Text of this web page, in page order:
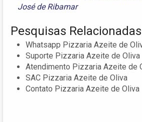
José de Ribamar
Pesquisas Relacionadas
Whatsapp Pizzaria Azeite de
Suporte Pizzaria Azeite de Oliva
Atendimento Pizzaria Azeite de
SAC Pizzaria Azeite de Oliva
Contato Pizzaria Azeite de Oliva